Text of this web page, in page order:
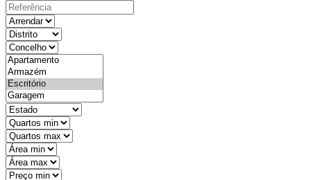
objective
districtId
countyId
types
state
mintypo
maxtypo
minarea
maxarea
minprice